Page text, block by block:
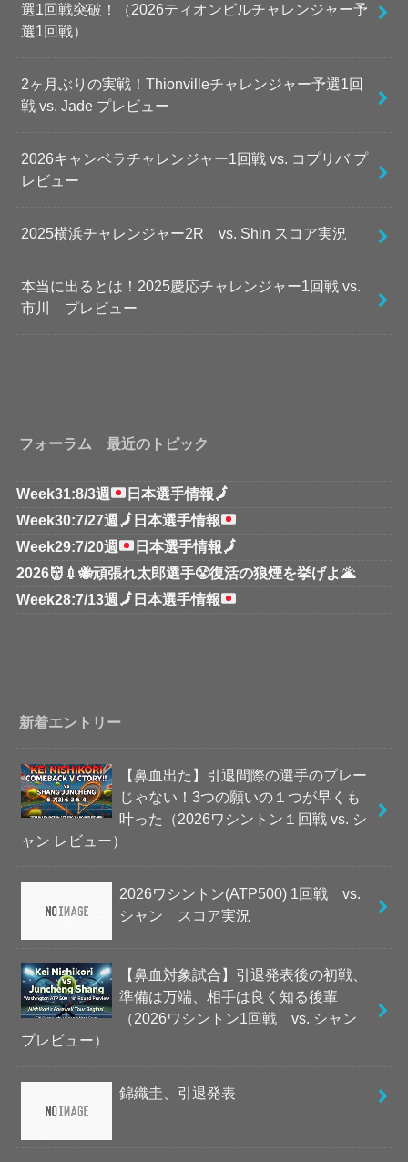
選1回戦突破！（2026ティオンビルチャレンジャー予
選1回戦）
2ヶ月ぶりの実戦！Thionvilleチャレンジャー予選1回
戦 vs. Jade プレビュー
2026キャンベラチャレンジャー1回戦 vs. コプリバ プ
レビュー
2025横浜チャレンジャー2R vs. Shin スコア実況
本当に出るとは！2025慶応チャレンジャー1回戦 vs.
市川 プレビュー
フォーラム 最近のトピック
Week31:8/3週 日本選手情報🗾
Week30:7/27週 🗾 日本選手情報
Week29:7/20週
日本選手情報🗾
2026👹💉🐝頑張れ太郎選手😤復活の狼煙を挙げよ🌋
Week28:7/13週 🗾 日本選手情報
新着エントリー
【鼻血出た】引退間際の選手のプレー
じゃない！3つの願いの１つが早くも
叶った（2026ワシントン１回戦 vs. シ
ャン レビュー）
2026ワシントン(ATP500) 1回戦 vs.
シャン スコア実況
【鼻血対象試合】引退発表後の初戦、
準備は万端、相手は良く知る後輩
（2026ワシントン1回戦 vs. シャン
プレビュー）
錦織圭、引退発表